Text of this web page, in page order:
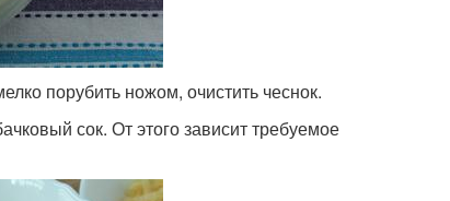
порубить ножом, очистить чеснок.
сок. От этого зависит требуемое